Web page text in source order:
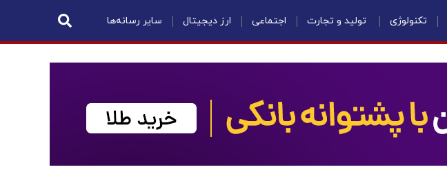
تکنولوژی تولید و تجارت اجتماعی ارز دیجیتال سایر رسانه‌ها